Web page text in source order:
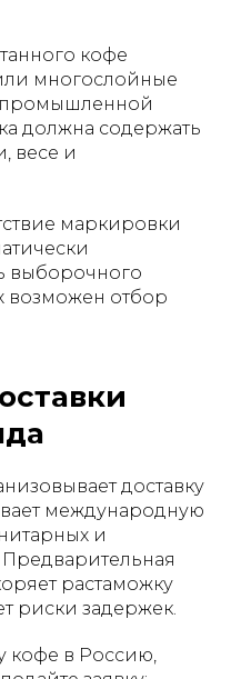
кофе
многослойные
промышленной
должна содержать
весе и
маркировки
выборочного
возможен отбор
доставку
международную
и
растаможку
риски задержек.
кофе в Россию,